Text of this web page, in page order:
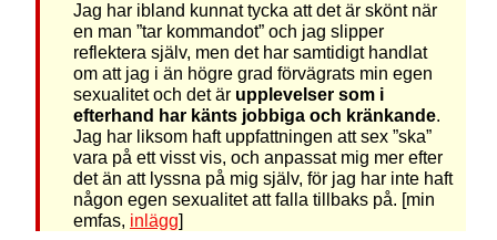
Jag har ibland kunnat tycka att det är skönt när
en man ”tar kommandot” och jag slipper
reflektera själv, men det har samtidigt handlat
om att jag i än högre grad förvägrats min egen
sexualitet och det är upplevelser som i
efterhand har känts jobbiga och kränkande.
Jag har liksom haft uppfattningen att sex ”ska”
vara på ett visst vis, och anpassat mig mer efter
det än att lyssna på mig själv, för jag har inte haft
någon egen sexualitet att falla tillbaks på. [min
emfas, inlägg]